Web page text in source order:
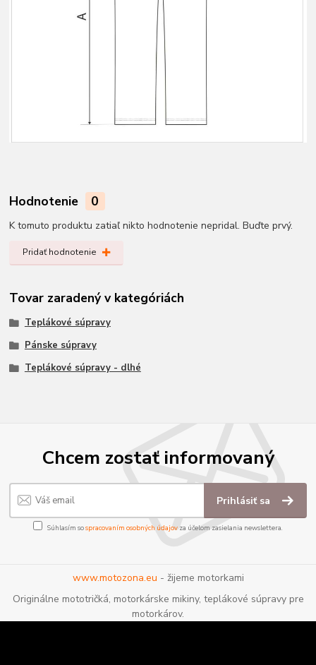
Hodnotenie 0
K tomuto produktu zatiaľ nikto hodnotenie nepridal. Buďte prvý.
Pridať hodnotenie
Tovar zaradený v kategóriách
Teplákové súpravy
Pánske súpravy
Teplákové súpravy - dlhé
Chcem zostať informovaný
Prihlásiť sa
Súhlasím sospracovaním osobných údajov za účelom zasielania newslettera.
www.motozona.eu - žijeme motorkami
Originálne mototričká, motorkárske mikiny, teplákové súpravy pre
motorkárov.